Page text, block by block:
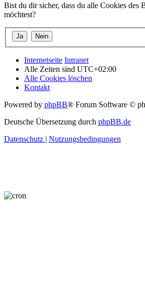
Bist du dir sicher, dass du alle Cookies des
möchtest?
Internetseite Intranet
Alle Zeiten sind UTC+02:00
Alle Cookies löschen
Kontakt
Powered by phpBB® Forum Software ©
Deutsche Übersetzung durch phpBB.de
Datenschutz | Nutzungsbedingungen